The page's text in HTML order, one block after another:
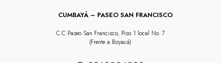
CUMBAYÁ – PASEO SAN FRANCISCO
C.C Paseo San Francisco, Piso 1 local No. 7
(Frente a Boyacá)